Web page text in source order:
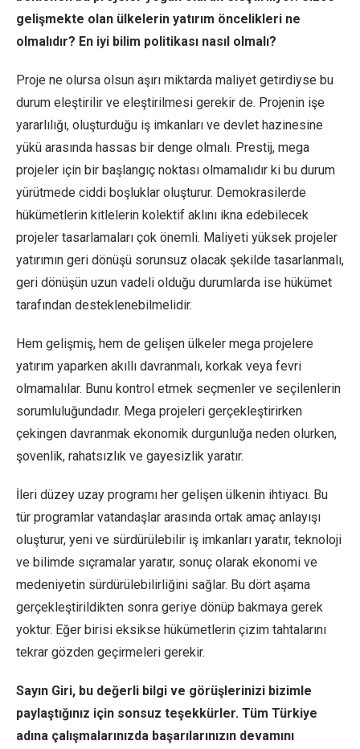
gelişmekte olan ülkelerin yatırım öncelikleri ne
olmalıdır? En iyi bilim politikası nasıl olmalı?
Proje ne olursa olsun aşırı miktarda maliyet getirdiyse bu
durum eleştirilir ve eleştirilmesi gerekir de. Projenin işe
yararlılığı, oluşturduğu iş imkanları ve devlet hazinesine
yükü arasında hassas bir denge olmalı. Prestij, mega
projeler için bir başlangıç noktası olmamalıdır ki bu durum
yürütmede ciddi boşluklar oluşturur. Demokrasilerde
hükümetlerin kitlelerin kolektif aklını ikna edebilecek
projeler tasarlamaları çok önemli. Maliyeti yüksek projeler
yatırımın geri dönüşü sorunsuz olacak şekilde tasarlanmalı,
geri dönüşün uzun vadeli olduğu durumlarda ise hükümet
tarafından desteklenebilmelidir.
Hem gelişmiş, hem de gelişen ülkeler mega projelere
yatırım yaparken akıllı davranmalı, korkak veya fevri
olmamalılar. Bunu kontrol etmek seçmenler ve seçilenlerin
sorumluluğundadır. Mega projeleri gerçekleştirirken
çekingen davranmak ekonomik durgunluğa neden olurken,
şovenlik, rahatsızlık ve gayesizlik yaratır.
İleri düzey uzay programı her gelişen ülkenin ihtiyacı. Bu
tür programlar vatandaşlar arasında ortak amaç anlayışı
oluşturur, yeni ve sürdürülebilir iş imkanları yaratır, teknoloji
ve bilimde sıçramalar yaratır, sonuç olarak ekonomi ve
medeniyetin sürdürülebilirliğini sağlar. Bu dört aşama
gerçekleştirildikten sonra geriye dönüp bakmaya gerek
yoktur. Eğer birisi eksikse hükümetlerin çizim tahtalarını
tekrar gözden geçirmeleri gerekir.
Sayın Giri, bu değerli bilgi ve görüşlerinizi bizimle
paylaştığınız için sonsuz teşekkürler. Tüm Türkiye
adına çalışmalarınızda başarılarınızın devamını